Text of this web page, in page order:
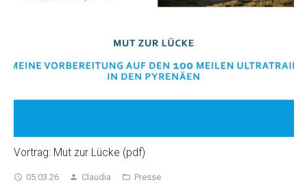
Vortrag: Mut zur Lücke (pdf)
access_time 05.03.26 person Claudia folder_open Presse